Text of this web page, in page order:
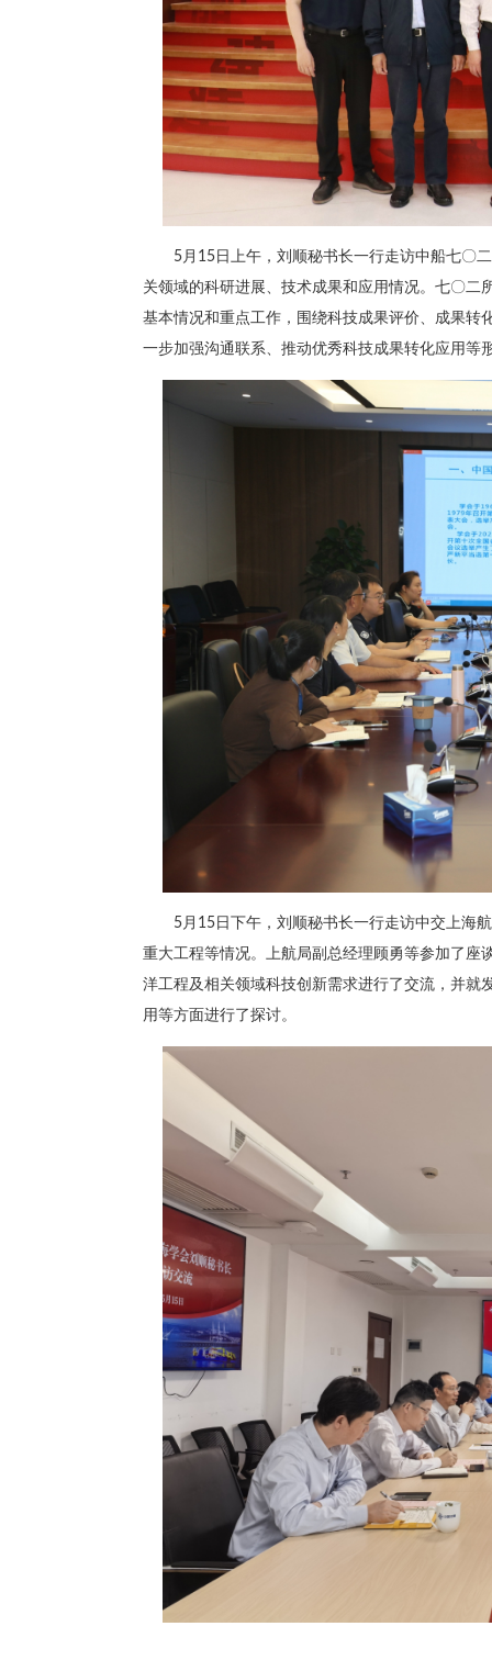
5月15日上午，刘顺秘书长一行走访中船七〇
关领域的科研进展、技术成果和应用情况。七〇
基本情况和重点工作，围绕科技成果评价、成果转
一步加强沟通联系、推动优秀科技成果转化应用等
5月15日下午，刘顺秘书长一行走访中交上海
重大工程等情况。上航局副总经理顾勇等参加了座
洋工程及相关领域科技创新需求进行了交流，并就
用等方面进行了探讨。